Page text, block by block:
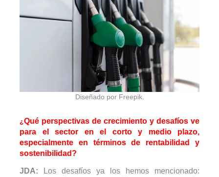
Diseñado por Freepik.
¿Qué perspectivas de crecimiento y desafíos ve
para el sector en el corto y medio plazo,
especialmente en términos de rentabilidad y
sostenibilidad?
JDA:
Los desafíos ya los hemos mencionado: